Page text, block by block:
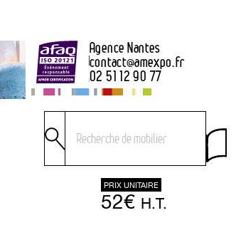
Agence Nantes
contact@amexpo.fr
02 51 12 90 77
PRIX UNITAIRE
52€ H.T.